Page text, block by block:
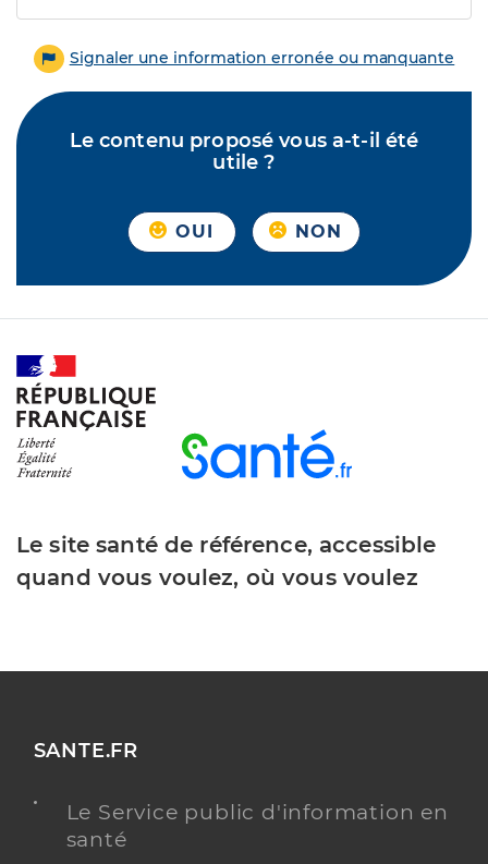
Signaler une information erronée ou manquante
Le contenu proposé vous a-t-il été
utile ?
OUI NON
Le site santé de référence, accessible
quand vous voulez, où vous voulez
SANTE.FR
Le Service public d'information en
santé